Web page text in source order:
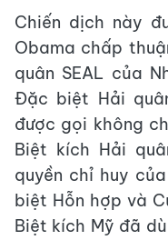
Chiến dịch này
Obama chấp
quân SEAL của
Đặc biệt Hải
được gọi không
Biệt kích Hải
quyền chỉ huy
biệt Hỗn hợp và
Biệt kích Mỹ đã